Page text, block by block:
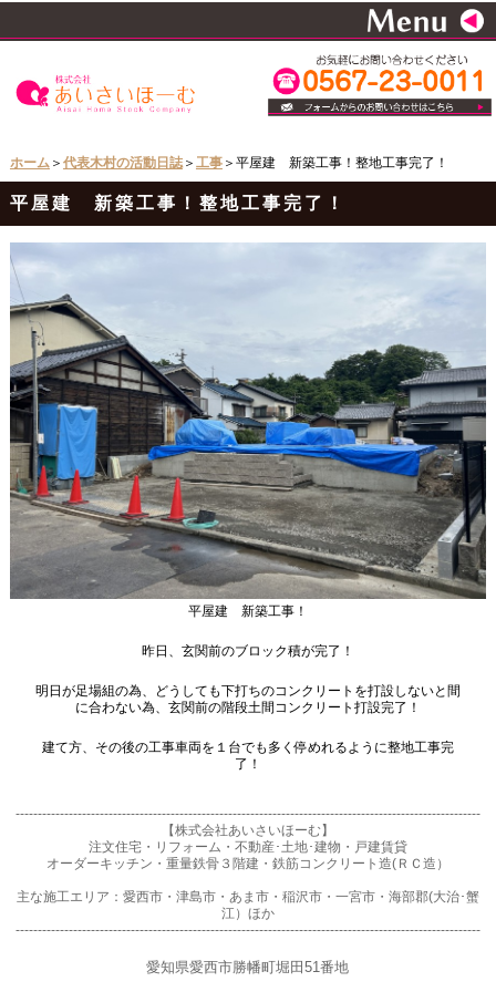
ホーム＞ 代表木村の活動日誌＞ 工事＞平屋建 新築工事！整地工事完了！
平屋建 新築工事！整地工事完了！
平屋建 新築工事！
昨日、玄関前のブロック積が完了！
明日が足場組の為、どうしても下打ちのコンクリートを打設しないと間
に合わない為、玄関前の階段土間コンクリート打設完了！
建て方、その後の工事車両を１台でも多く停めれるように整地工事完
了！
---------------------------------------------------------------------------------------------------------
【株式会社あいさいほーむ】
注文住宅・リフォーム・不動産･土地･建物・戸建賃貸
オーダーキッチン・重量鉄骨３階建・鉄筋コンクリート造(ＲＣ造）
主な施工エリア：愛西市・津島市・あま市・稲沢市・一宮市・海部郡(大治･蟹
江）ほか
---------------------------------------------------------------------------------------------------------
愛知県愛西市勝幡町堀田51番地